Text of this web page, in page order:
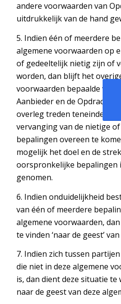
andere voorwaarden van
uitdrukkelijk van de hand
5. Indien één of meerdere
algemene voorwaarden op
of gedeeltelijk nietig zijn of
worden, dan blijft het
voorwaarden bepaalde
Aanbieder en de
overleg treden teneinde
vervanging van de nietige
bepalingen overeen te
mogelijk het doel en de
oorspronkelijke bepalingen
genomen.
6. Indien onduidelijkheid
van één of meerdere
algemene voorwaarden,
te vinden ‘naar de geest’
7. Indien zich tussen
die niet in deze algemene
is, dan dient deze situatie
naar de geest van deze